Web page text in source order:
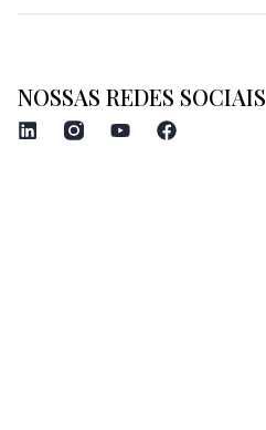
NOSSAS REDES SOCIAIS